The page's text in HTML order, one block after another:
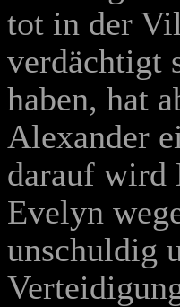
tot in der
verdächtigt
haben, hat
Alexander
darauf wird
Evelyn
unschuldig